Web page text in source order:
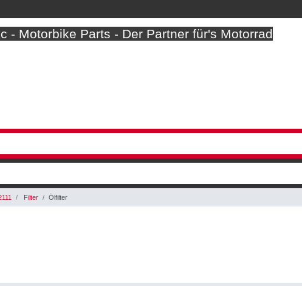
- Motorbike Parts - Der Partner für's Motorrad
Filter Ölfilter